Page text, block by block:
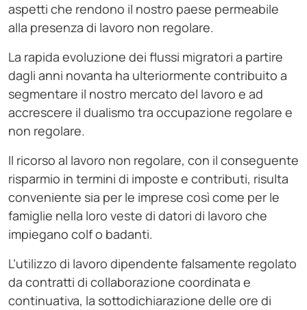
aspetti che rendono il nostro paese permeabile
alla presenza di lavoro non regolare.
La rapida evoluzione dei flussi migratori a partire
dagli anni novanta ha ulteriormente contribuito a
segmentare il nostro mercato del lavoro e ad
accrescere il dualismo tra occupazione regolare e
non regolare.
Il ricorso al lavoro non regolare, con il conseguente
risparmio in termini di imposte e contributi, risulta
conveniente sia per le imprese così come per le
famiglie nella loro veste di datori di lavoro che
impiegano colf o badanti.
L’utilizzo di lavoro dipendente falsamente regolato
da contratti di collaborazione coordinata e
continuativa, la sottodichiarazione delle ore di